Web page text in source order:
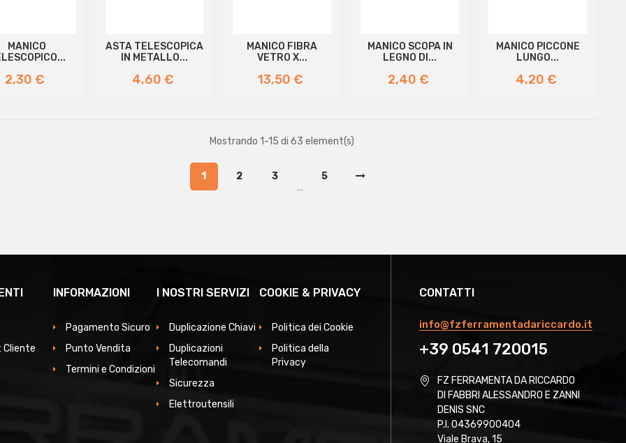
MANICO
Prezzo
2,30 €
ASTA TELESCOPICA
IN METALLO...
Prezzo
4,60 €
MANICO FIBRA
VETRO X...
Prezzo
13,50 €
MANICO SCOPA IN
LEGNO DI...
Prezzo
2,40 €
MANICO PICCONE
LUNGO...
Prezzo
4,20 €
Mostrando 1-15 di 63 element(s)
1 2
3
…
5
CONTATTI
info@fzferramentadariccardo.it
+39 0541 720015
FZ FERRAMENTA DA RICCARDO
DI FABBRI ALESSANDRO E ZANNI
DENIS SNC
P.I. 04369900404
Viale Brava, 15
Cliente
INFORMAZIONI
Pagamento Sicuro
Punto Vendita
Termini e Condizioni
I NOSTRI SERVIZI
Duplicazione Chiavi
Duplicazioni
Telecomandi
Sicurezza
Elettroutensili
COOKIE & PRIVACY
Politica dei Cookie
Politica della
Privacy